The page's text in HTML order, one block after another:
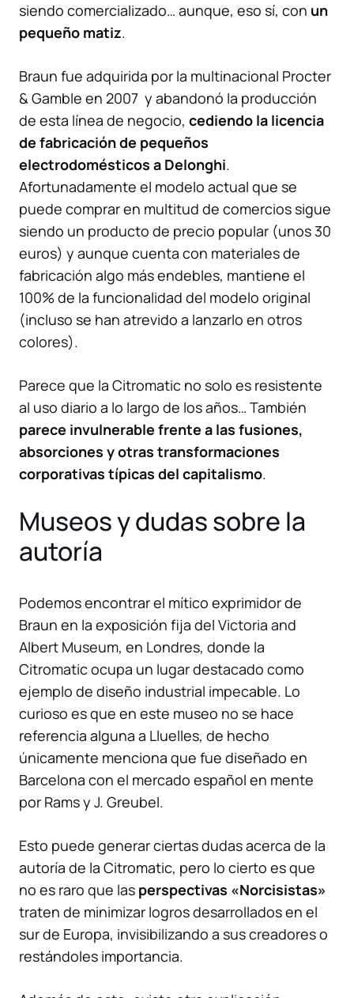
siendo comercializado… aunque, eso sí, con un
pequeño matiz.
Braun fue adquirida por la multinacional Procter
& Gamble en 2007 y abandonó la producción
de esta línea de negocio, cediendo la licencia
de fabricación de pequeños
electrodomésticos a Delonghi.
Afortunadamente el modelo actual que se
puede comprar en multitud de comercios sigue
siendo un producto de precio popular (unos 30
euros) y aunque cuenta con materiales de
fabricación algo más endebles, mantiene el
100% de la funcionalidad del modelo original
(incluso se han atrevido a lanzarlo en otros
colores).
Parece que la Citromatic no solo es resistente
al uso diario a lo largo de los años… También
parece invulnerable frente a las fusiones,
absorciones y otras transformaciones
corporativas típicas del capitalismo.
Museos y dudas sobre la
autoría
Podemos encontrar el mítico exprimidor de
Braun en la exposición fija del Victoria and
Albert Museum, en Londres, donde la
Citromatic ocupa un lugar destacado como
ejemplo de diseño industrial impecable. Lo
curioso es que en este museo no se hace
referencia alguna a Lluelles, de hecho
únicamente menciona que fue diseñado en
Barcelona con el mercado español en mente
por Rams y J. Greubel.
Esto puede generar ciertas dudas acerca de la
autoría de la Citromatic, pero lo cierto es que
no es raro que las perspectivas «Norcisistas»
traten de minimizar logros desarrollados en el
sur de Europa, invisibilizando a sus creadores o
restándoles importancia.